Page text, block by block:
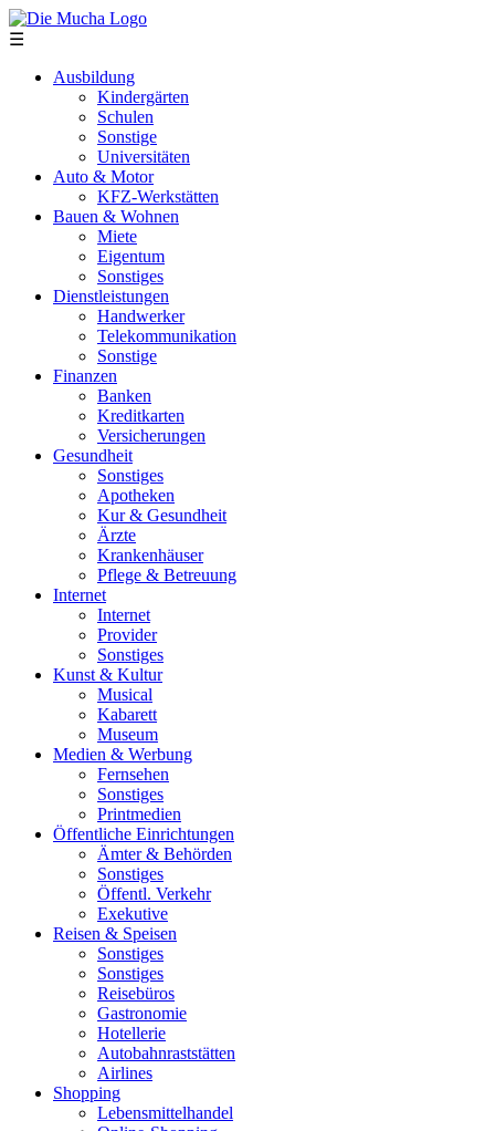
Direkt zum Inhalt
☰
Ausbildung
Kindergärten
Schulen
Sonstige
Universitäten
Auto & Motor
KFZ-Werkstätten
Bauen & Wohnen
Miete
Eigentum
Sonstiges
Dienstleistungen
Handwerker
Telekommunikation
Sonstige
Finanzen
Banken
Kreditkarten
Versicherungen
Gesundheit
Sonstiges
Apotheken
Kur & Gesundheit
Ärzte
Krankenhäuser
Pflege & Betreuung
Internet
Internet
Provider
Sonstiges
Kunst & Kultur
Musical
Kabarett
Museum
Medien & Werbung
Fernsehen
Sonstiges
Printmedien
Öffentliche Einrichtungen
Ämter & Behörden
Sonstiges
Öffentl. Verkehr
Exekutive
Reisen & Speisen
Sonstiges
Sonstiges
Reisebüros
Gastronomie
Hotellerie
Autobahnraststätten
Airlines
Shopping
Lebensmittelhandel